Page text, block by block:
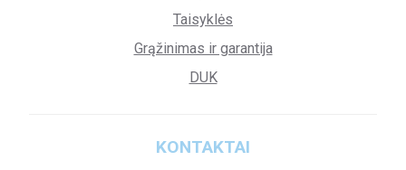
Taisyklės
Grąžinimas ir garantija
DUK
KONTAKTAI